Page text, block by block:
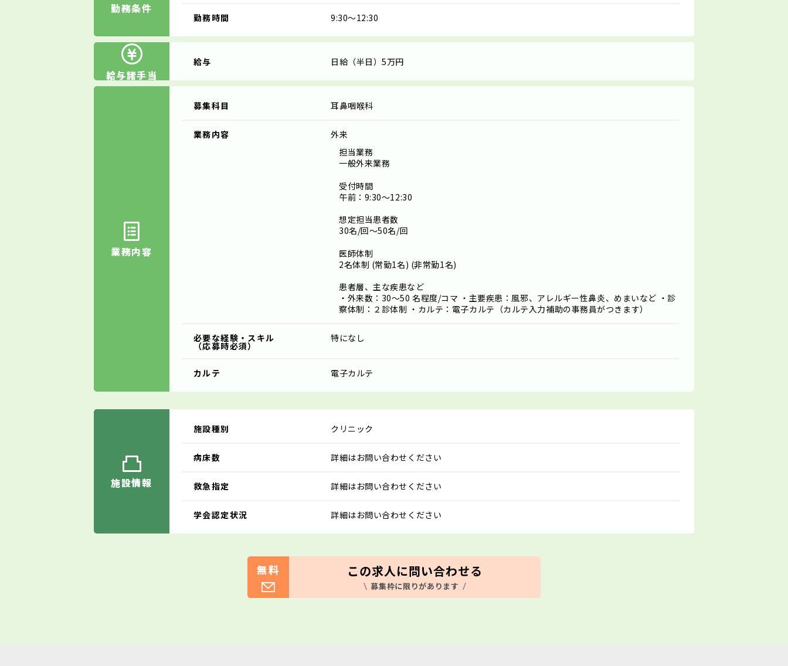
勤務条件
勤務時間 9:30～12:30
給与諸手当
給与 日給（半日）5万円
業務内容
募集科目 耳鼻咽喉科
業務内容
外来
担当業務
一般外来業務
受付時間
午前：9:30～12:30
想定担当患者数
30名/回～50名/回
医師体制
2名体制 (常勤1名) (非常勤1名)
患者層、主な疾患など
・外来数：30～50 名程度/コマ ・主要疾患：風邪、アレルギー性鼻炎、めまいなど ・診
察体制：２診体制 ・カルテ：電子カルテ（カルテ入力補助の事務員がつきます）
必要な経験・スキル
（応募時必須）
特になし
カルテ 電子カルテ
施設情報
施設種別 クリニック
病床数 詳細はお問い合わせください
救急指定 詳細はお問い合わせください
学会認定状況 詳細はお問い合わせください
無料 この求人に問い合わせる
募集枠に限りがあります